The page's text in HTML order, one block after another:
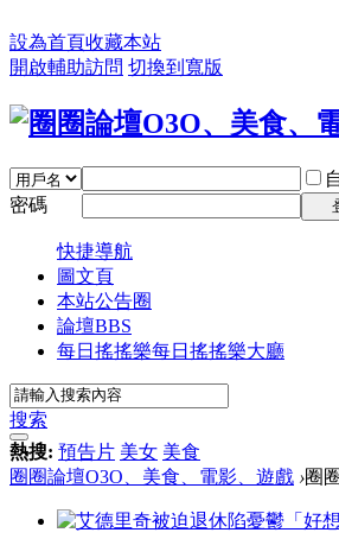
設為首頁收藏本站
開啟輔助訪問 切換到寬版
密碼
快捷導航
圖文頁
本站公告圈
論壇BBS
每日搖搖樂每日搖搖樂大廳
搜索
熱搜: 預告片 美女 美食
圈圈論壇O3O、美食、電影、遊戲 ›圈